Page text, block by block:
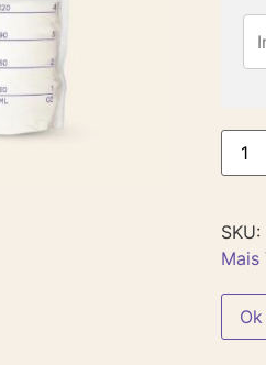
SKU:
Mais
Ok